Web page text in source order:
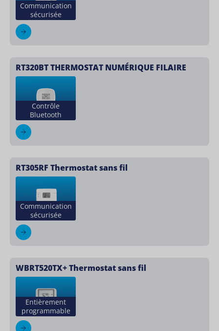
Communication
sécurisée
RT320BT THERMOSTAT NUMÉRIQUE FILAIRE
Contrôle
Bluetooth
RT305RF Thermostat sans fil
Communication
sécurisée
WBRT520TX+ Thermostat sans fil
Entièrement
programmable